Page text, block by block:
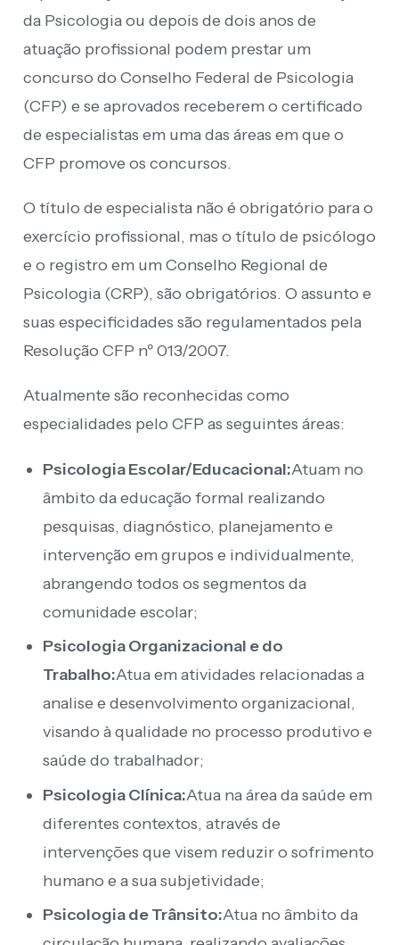
da Psicologia ou depois de dois anos de
atuação profissional podem prestar um
concurso do Conselho Federal de Psicologia
(CFP) e se aprovados receberem o certificado
de especialistas em uma das áreas em que o
CFP promove os concursos.
O título de especialista não é obrigatório para o
exercício profissional, mas o título de psicólogo
e o registro em um Conselho Regional de
Psicologia (CRP), são obrigatórios. O assunto e
suas especificidades são regulamentados pela
Resolução CFP nº 013/2007.
Atualmente são reconhecidas como
especialidades pelo CFP as seguintes áreas:
Psicologia Escolar/Educacional:Atuam no
âmbito da educação formal realizando
pesquisas, diagnóstico, planejamento e
intervenção em grupos e individualmente,
abrangendo todos os segmentos da
comunidade escolar;
Psicologia Organizacional e do
Trabalho:Atua em atividades relacionadas a
analise e desenvolvimento organizacional,
visando à qualidade no processo produtivo e
saúde do trabalhador;
Psicologia Clínica:Atua na área da saúde em
diferentes contextos, através de
intervenções que visem reduzir o sofrimento
humano e a sua subjetividade;
Psicologia de Trânsito:Atua no âmbito da